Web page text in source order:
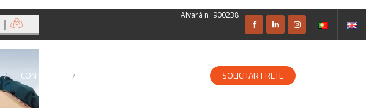
Alvará nº 900238
|
CONTACTOS SOLICITAR FRETE